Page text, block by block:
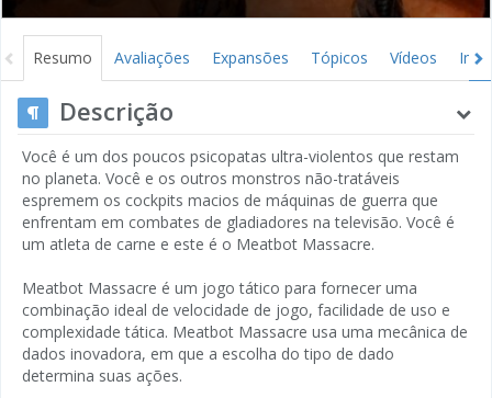
Resumo Avaliações Expansões Tópicos Vídeos
Descrição
Você é um dos poucos psicopatas ultra-violentos que restam
no planeta. Você e os outros monstros não-tratáveis ​​
espremem os cockpits macios de máquinas de guerra que
enfrentam em combates de gladiadores na televisão. Você é
um atleta de carne e este é o Meatbot Massacre.
Meatbot Massacre é um jogo tático para fornecer uma
combinação ideal de velocidade de jogo, facilidade de uso e
complexidade tática. Meatbot Massacre usa uma mecânica de
dados inovadora, em que a escolha do tipo de dado
determina suas ações.